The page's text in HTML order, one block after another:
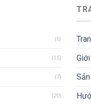
(5)
(15)
(7)
(20)